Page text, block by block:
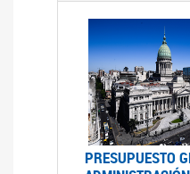
PRESUPUESTO